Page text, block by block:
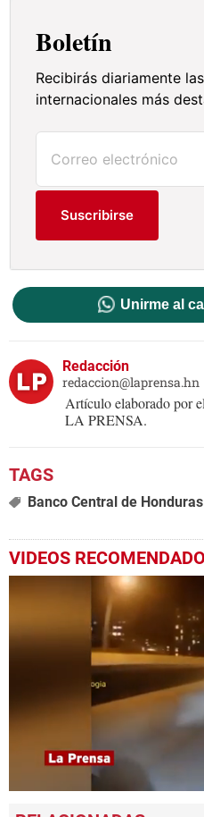
Boletín
Recibirás diariamente
internacionales más
Suscribirse
Unirme al
Redacción
redaccion@laprensa.hn
Artículo elaborado por
LA PRENSA.
Banco Central de Honduras
VIDEOS
seconds